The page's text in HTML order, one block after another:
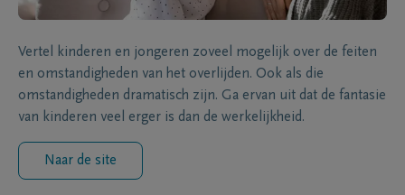
Vertel kinderen en jongeren zoveel mogelijk over de feiten
en omstandigheden van het overlijden. Ook als die
omstandigheden dramatisch zijn. Ga ervan uit dat de fantasie
van kinderen veel erger is dan de werkelijkheid.
Naar de site